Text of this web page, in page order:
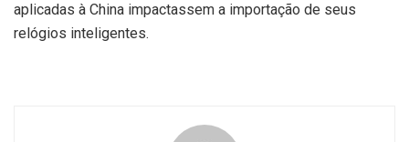
aplicadas à China impactassem a importação de seus
relógios inteligentes.